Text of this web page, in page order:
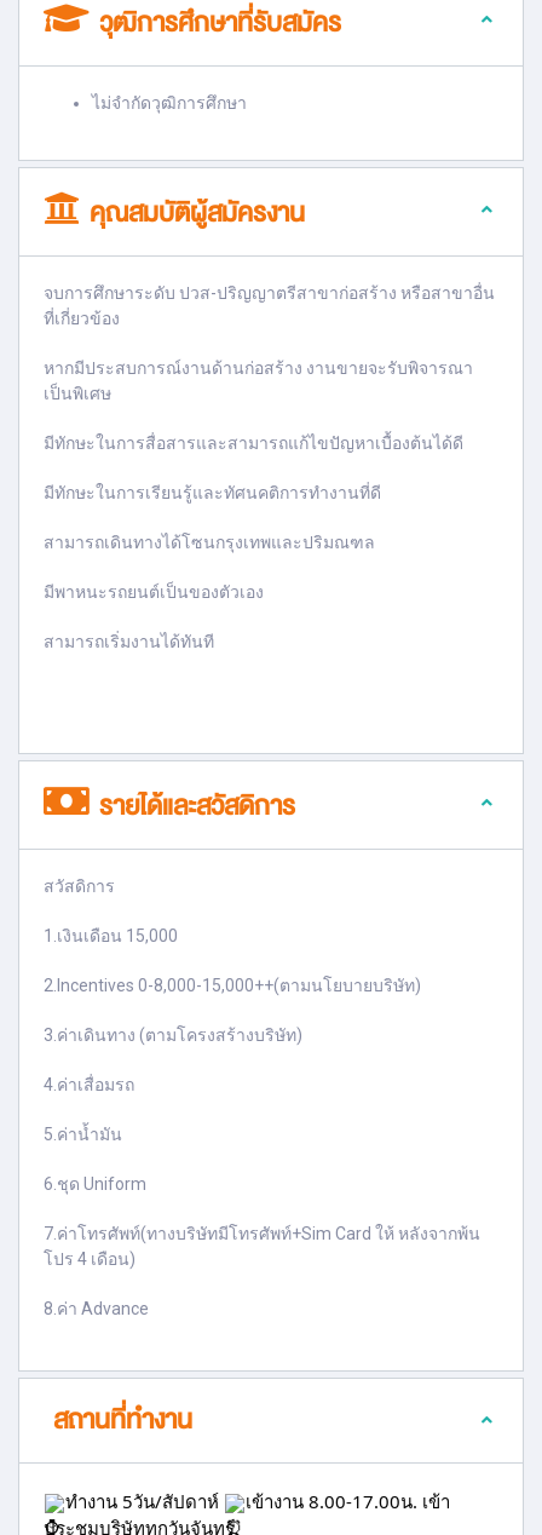
วุฒิการศึกษาที่รับสมัคร
ไม่จำกัดวุฒิการศึกษา
คุณสมบัติผู้สมัครงาน
จบการศึกษาระดับ ปวส-ปริญญาตรีสาขาก่อสร้าง หรือสาขาอื่น
ที่เกี่ยวข้อง
หากมีประสบการณ์งานด้านก่อสร้าง งานขายจะรับพิจารณา
เป็นพิเศษ
มีทักษะในการสื่อสารและสามารถแก้ไขปัญหาเบื้องต้นได้ดี
มีทักษะในการเรียนรู้และทัศนคติการทำงานที่ดี
สามารถเดินทางได้โซนกรุงเทพและปริมณฑล
มีพาหนะรถยนต์เป็นของตัวเอง
สามารถเริ่มงานได้ทันที
รายได้และสวัสดิการ
สวัสดิการ
1.เงินเดือน 15,000
2.Incentives 0-8,000-15,000++(ตามนโยบายบริษัท)
3.ค่าเดินทาง (ตามโครงสร้างบริษัท)
4.ค่าเสื่อมรถ
5.ค่าน้ำมัน
6.ชุด Uniform
7.ค่าโทรศัพท์(ทางบริษัทมีโทรศัพท์+Sim Card ให้ หลังจากพ้น
โปร 4 เดือน)
8.ค่า Advance
สถานที่ทำงาน
ทำงาน 5วัน/สัปดาห์
เข้างาน 8.00-17.00น. เข้า
ประชุมบริษัททุกวันจันทร์